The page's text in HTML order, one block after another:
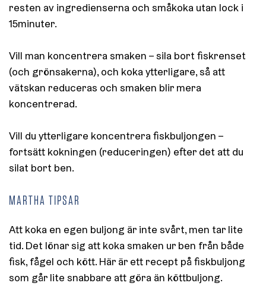
resten av ingredienserna och småkoka utan lock i
15minuter.
Vill man koncentrera smaken – sila bort fiskrenset
(och grönsakerna), och koka ytterligare, så att
vätskan reduceras och smaken blir mera
koncentrerad.
Vill du ytterligare koncentrera fiskbuljongen –
fortsätt kokningen (reduceringen) efter det att du
silat bort ben.
MARTHA TIPSAR
Att koka en egen buljong är inte svårt, men tar lite
tid. Det lönar sig att koka smaken ur ben från både
fisk, fågel och kött. Här är ett recept på fiskbuljong
som går lite snabbare att göra än köttbuljong.